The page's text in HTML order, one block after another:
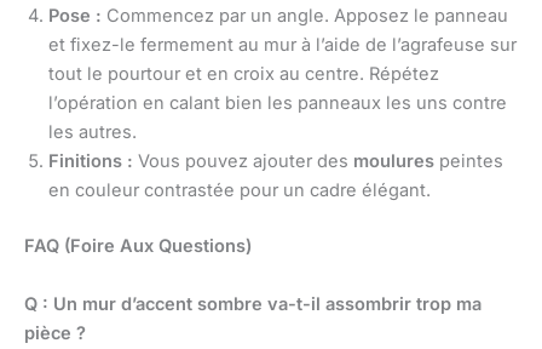
Pose : Commencez par un angle. Apposez le panneau
et fixez-le fermement au mur à l’aide de l’agrafeuse sur
tout le pourtour et en croix au centre. Répétez
l’opération en calant bien les panneaux les uns contre
les autres.
Finitions : Vous pouvez ajouter des moulures peintes
en couleur contrastée pour un cadre élégant.
FAQ (Foire Aux Questions)
Q : Un mur d’accent sombre va-t-il assombrir trop ma
pièce ?